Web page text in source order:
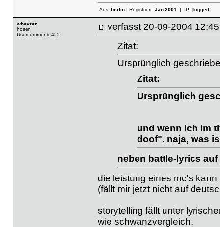
Aus: berlin| Registriert: Jan 2001| IP: [logged]
wheezer
hosen
Usernummer # 455
verfasst 20-09-2004
Zitat:
Ursprünglich
Zitat:
Ursprünglich
und wenn ich im
doof". naja, was
neben battle-lyrics
die leistung eines mc's
(fällt mir jetzt nicht auf
storytelling fällt unter
wie schwanzvergleich.